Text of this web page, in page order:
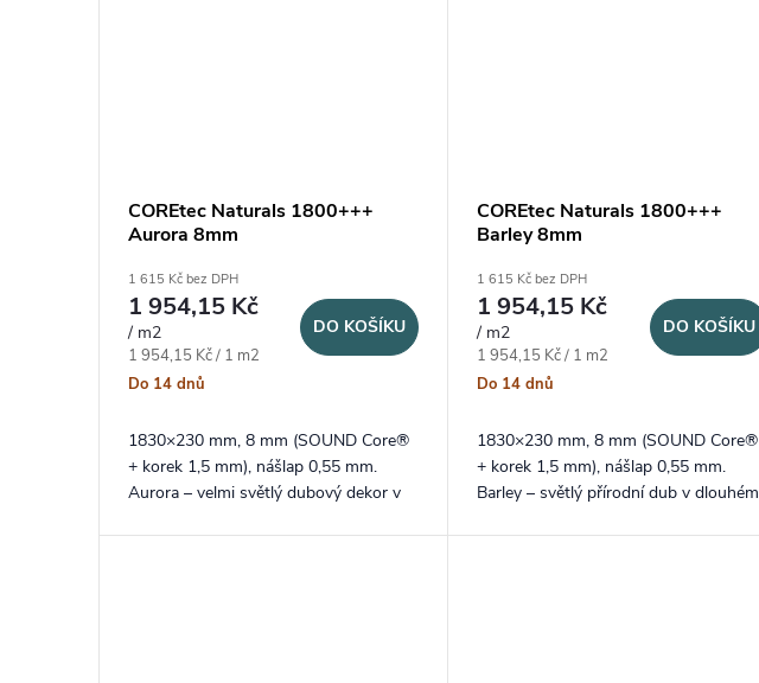
COREtec Naturals 1800+++
Aurora 8mm
1 615 Kč bez DPH
1 954,15 Kč
/ m2
Měrná cena:
1 954,15 Kč / 1 m2
Do 14 dnů
DO KOŠÍKU
1830×230 mm, 8 mm (SOUND Core®
+ korek 1,5 mm), nášlap 0,55 mm.
Aurora – velmi světlý dubový dekor v
COREtec Naturals 1800+++
Barley 8mm
1 615 Kč bez DPH
1 954,15 Kč
/ m2
Měrná cena:
1 954,15 Kč / 1 m2
Do 14 dnů
DO KOŠÍKU
1830×230 mm, 8 mm (SOUND Core®
+ korek 1,5 mm), nášlap 0,55 mm.
Barley – světlý přírodní dub v dlouhém